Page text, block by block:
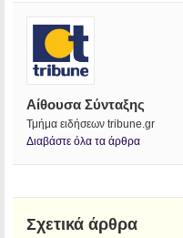
Αίθουσα Σύνταξης
Τμήμα ειδήσεων tribune.gr
Διαβάστε όλα τα άρθρα
Σχετικά άρθρα